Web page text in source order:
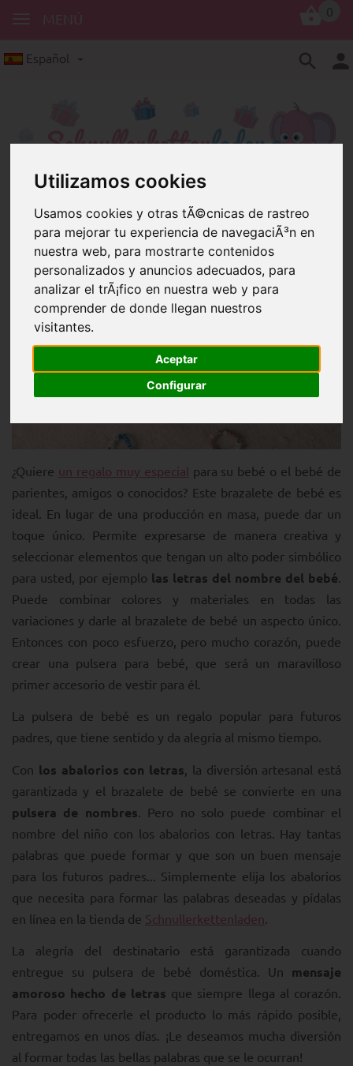
Utilizamos cookies
Usamos cookies y otras tÃ©cnicas de rastreo
para mejorar tu experiencia de navegaciÃ³n en
nuestra web, para mostrarte contenidos
personalizados y anuncios adecuados, para
analizar el trÃ¡fico en nuestra web y para
comprender de donde llegan nuestros
visitantes.
Aceptar
Configurar
Español
Abalorios con Letras
De la A a la Z, un gran regalo:
pulsera de bebé con abalorios con
letras
¿Quiere un regalo muy especial para su bebé o el bebé de
parientes, amigos o conocidos? Este brazalete de bebé es
ideal. En lugar de una producción en masa, puede dar un
toque único. Permite expresarse de manera creativa y
seleccionar elementos que tengan un alto poder simbólico
para usted, por ejemplo las letras del nombre del bebé
Puede combinar colores y materiales en todas las
variaciones y darle al brazalete de bebé un aspecto único.
Entonces con poco esfuerzo, pero mucho corazón, puede
crear una pulsera para bebé, que será un maravilloso
primer accesorio de vestir para él.
La pulsera de bebé es un regalo popular para futuros
padres, que tiene sentido y da alegría al mismo tiempo.
Con los abalorios con letras , la diversión artesanal está
garantizada y el brazalete de bebé se convierte en una
pulsera de nombres . Pero no solo puede combinar el
nombre del niño con los abalorios con letras. Hay tantas
palabras que puede formar y que son un buen mensaje
para los futuros padres... Simplemente elija los abalorios
que necesita para formar las palabras deseadas y pídalas
en línea en la tienda de Schnullerkettenladen
La alegría del destinatario está garantizada cuando
entregue su pulsera de bebé doméstica. Un mensaje
amoroso hecho de letras que siempre llega al corazón.
Para poder ofrecerle el producto lo más rápido posible,
entregamos en unos días. ¡Le deseamos mucha diversión
al formar todas las bellas palabras que se le ocurran!